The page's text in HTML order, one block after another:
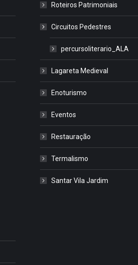
Roteiros Patrimoniais
Circuitos Pedestres
percursoliterario_ALA
Lagareta Medieval
Enoturismo
Eventos
Restauração
Termalismo
Santar Vila Jardim